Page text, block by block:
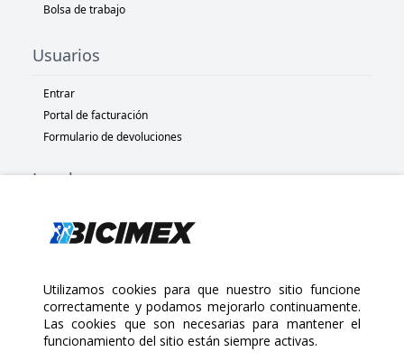
Bolsa de trabajo
Usuarios
Entrar
Portal de facturación
Formulario de devoluciones
Legal
Políticas de privacidad
Políticas de devolución
Copyright 2025 Bicimex®. All rights reserved. Today is Jueves,
Agosto 6, 2026
Utilizamos cookies para que nuestro sitio funcione
correctamente y podamos mejorarlo continuamente.
Las cookies que son necesarias para mantener el
funcionamiento del sitio están siempre activas.